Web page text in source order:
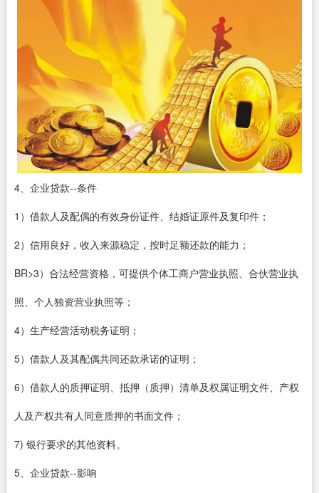
4、企业贷款--条件
1）借款人及配偶的有效身份证件、结婚证原件及复印件；
2）信用良好，收入来源稳定，按时足额还款的能力；
BR>3）合法经营资格，可提供个体工商户营业执照、合伙营业执
照、个人独资营业执照等；
4）生产经营活动税务证明；
5）借款人及其配偶共同还款承诺的证明；
6）借款人的质押证明、抵押（质押）清单及权属证明文件、产权
人及产权共有人同意质押的书面文件；
7) 银行要求的其他资料。
5、企业贷款--影响